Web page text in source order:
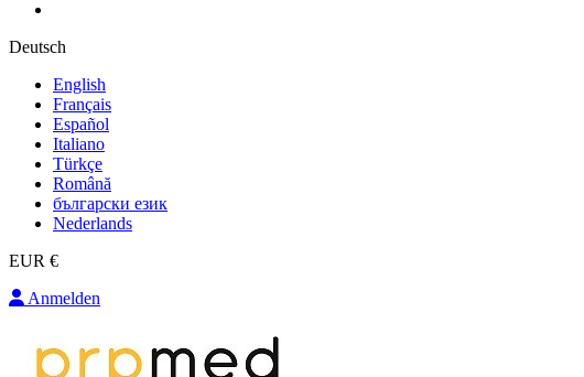
Deutsch
English
Français
Español
Italiano
Türkçe
Română
български език
Nederlands
EUR €
Anmelden